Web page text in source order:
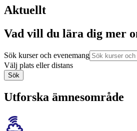
Aktuellt
Vad vill du lära dig mer
Sök kurser och evenemang
Välj plats eller distans
Sök
Utforska ämnesområde